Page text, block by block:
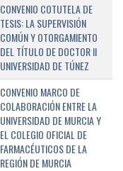
CONVENIO COTUTELA DE
TESIS: LA SUPERVISIÓN
COMÚN Y OTORGAMIENTO
DEL TÍTULO DE DOCTOR II
UNIVERSIDAD DE TÚNEZ
CONVENIO MARCO DE
COLABORACIÓN ENTRE LA
UNIVERSIDAD DE MURCIA Y
EL COLEGIO OFICIAL DE
FARMACÉUTICOS DE LA
REGIÓN DE MURCIA